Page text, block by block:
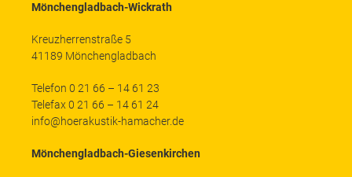
Mönchengladbach-Wickrath
Kreuzherrenstraße 5
41189 Mönchengladbach
Telefon 0 21 66 – 14 61 23
Telefax 0 21 66 – 14 61 24
info@hoerakustik-hamacher.de
Mönchengladbach-Giesenkirchen